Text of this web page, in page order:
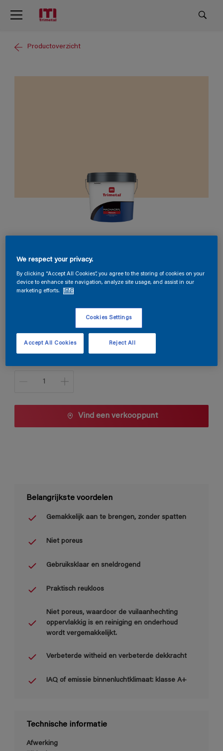
Productoverzicht
Magnacryl Velours
E7.11.83
1 L
1 L
Vind een verkooppunt
Belangrijkste voordelen
Gemakkelijk aan te brengen, zonder spatten
Niet poreus
Gebruiksklaar en sneldrogend
Praktisch reukloos
Niet poreus, waardoor de vuilaanhechting
oppervlakkig is en reiniging en onderhoud
wordt vergemakkelijkt.
Verbeterde witheid en verbeterde dekkracht
IAQ of emissie binnenluchtklimaat: klasse A+
Technische informatie
Afwerking
We respect your privacy.
By clicking “Accept All Cookies”, you agree to the storing of cookies on your
device to enhance site navigation, analyze site usage, and assist in our
marketing efforts.
Info
Cookies Settings
Reject All
Accept All Cookies